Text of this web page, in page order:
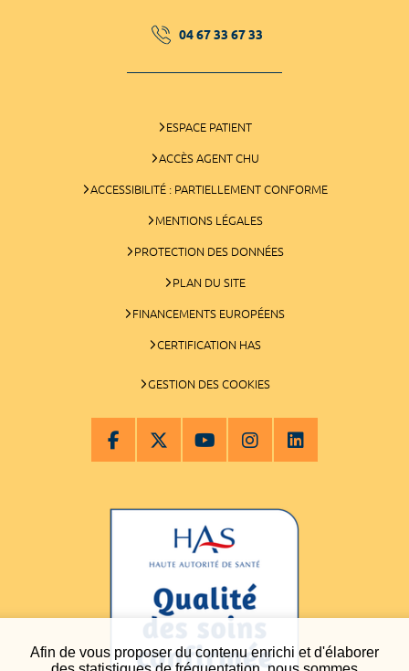
Afin de vous proposer du contenu enrichi et d'élaborer
04 67 33 67 33
ESPACE PATIENT
ACCÈS AGENT CHU
ACCESSIBILITÉ : PARTIELLEMENT CONFORME
MENTIONS LÉGALES
PROTECTION DES DONNÉES
PLAN DU SITE
FINANCEMENTS EUROPÉENS
CERTIFICATION HAS
GESTION DES COOKIES